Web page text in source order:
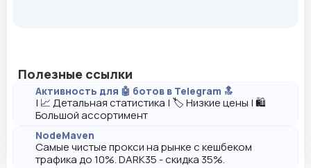
Полезные ссылки
Активность для 🤖 ботов в Telegram 🔝
| 📈 Детальная статистика | 🏷️ Низкие цены | 🛍️
Большой ассортимент
NodeMaven
Самые чистые прокси на рынке с кешбеком
трафика до 10%. DARK35 - скидка 35%.